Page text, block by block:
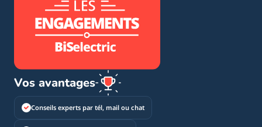
Vos avantages
Conseils experts par tél, mail ou chat